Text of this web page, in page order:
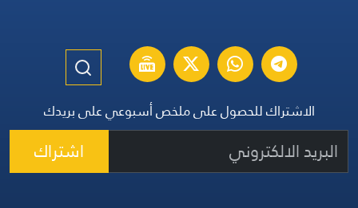
الاشتراك للحصول على ملخص أسبوعي على بريدك
اشتراك